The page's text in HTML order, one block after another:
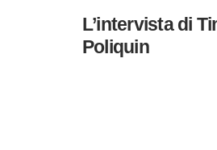
L’intervista di
Poliquin